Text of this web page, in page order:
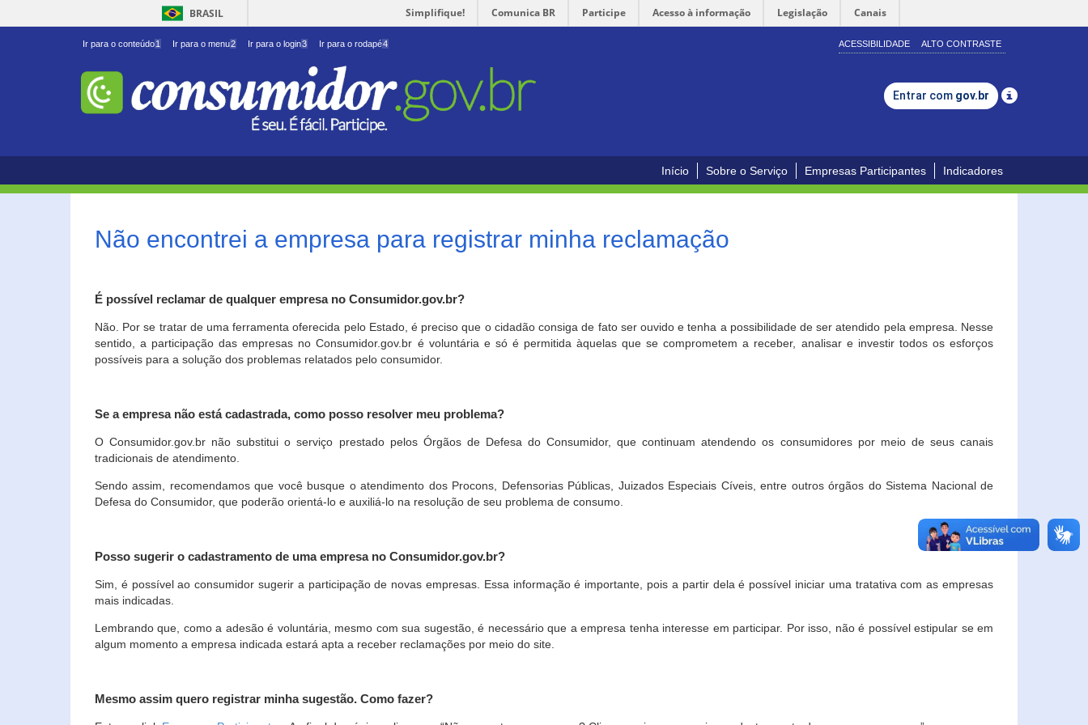
BRASIL Simplifique! Comunica BR Participe Acesso à informação Legislação Canais
Ir para o conteúdo1 Ir para o menu2 Ir para o login3 Ir para o rodapé4 ACESSIBILIDADE ALTO CONTRASTE
Entrar com gov.br
Início Sobre o Serviço Empresas Participantes Indicadores
Não encontrei a empresa para registrar minha reclamação
É possível reclamar de qualquer empresa no Consumidor.gov.br?
Não. Por se tratar de uma ferramenta oferecida pelo Estado, é preciso que o cidadão consiga de fato ser ouvido e tenha a possibilidade de ser atendido pela empresa. Nesse
sentido, a participação das empresas no Consumidor.gov.br é voluntária e só é permitida àquelas que se comprometem a receber, analisar e investir todos os esforços
possíveis para a solução dos problemas relatados pelo consumidor.
Se a empresa não está cadastrada, como posso resolver meu problema?
O Consumidor.gov.br não substitui o serviço prestado pelos Órgãos de Defesa do Consumidor, que continuam atendendo os consumidores por meio de seus canais
tradicionais de atendimento.
Sendo assim, recomendamos que você busque o atendimento dos Procons, Defensorias Públicas, Juizados Especiais Cíveis, entre outros órgãos do Sistema Nacional de
Defesa do Consumidor, que poderão orientá-lo e auxiliá-lo na resolução de seu problema de consumo.
Posso sugerir o cadastramento de uma empresa no Consumidor.gov.br?
Sim, é possível ao consumidor sugerir a participação de novas empresas. Essa informação é importante, pois a partir dela é possível iniciar uma tratativa com as empresas
mais indicadas.
Lembrando que, como a adesão é voluntária, mesmo com sua sugestão, é necessário que a empresa tenha interesse em participar. Por isso, não é possível estipular se em
algum momento a empresa indicada estará apta a receber reclamações por meio do site.
Mesmo assim quero registrar minha sugestão. Como fazer?